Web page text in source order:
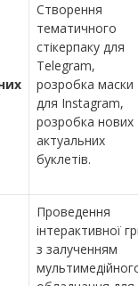
Створення
тематичного
стікерпаку для
Telegram,
розробка маски
для Instagram,
розробка нових
актуальних
буклетів.
Проведення
інтерактивної
з залученням